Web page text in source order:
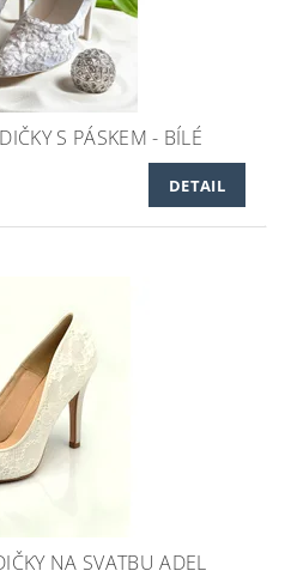
S PÁSKEM - BÍLÉ
DETAIL
NA SVATBU ADEL